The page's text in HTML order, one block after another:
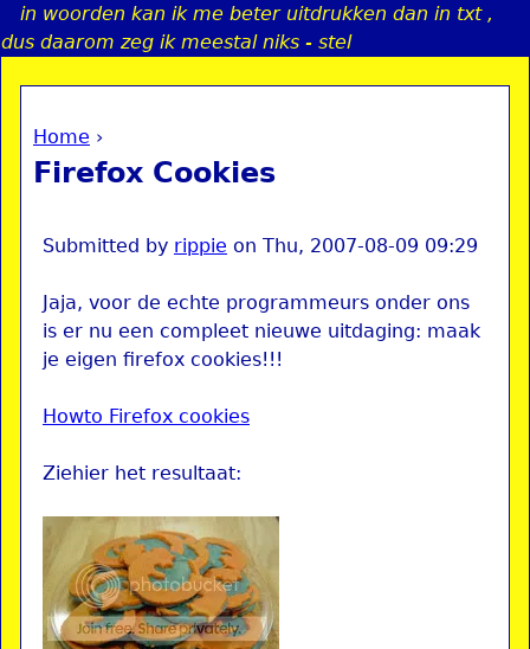
Jump to navigation
in woorden kan ik me beter uitdrukken dan in txt ,
dus daarom zeg ik meestal niks - stel
You are here
Home ›
Firefox Cookies
Submitted by rippie on Thu, 2007-08-09 09:29
Jaja, voor de echte programmeurs onder ons
is er nu een compleet nieuwe uitdaging: maak
je eigen firefox cookies!!!
Howto Firefox cookies
Ziehier het resultaat: